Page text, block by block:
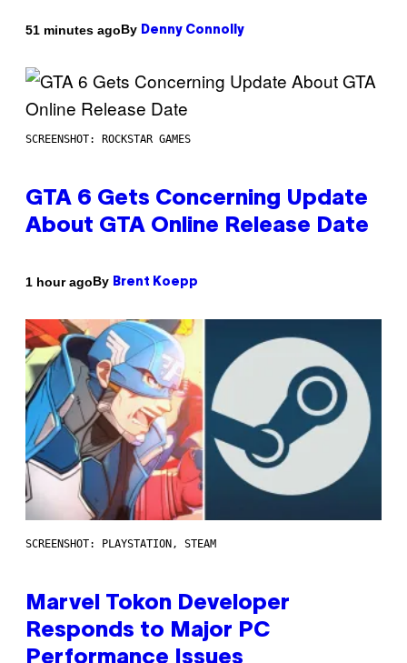
51 minutes agoBy Denny Connolly
SCREENSHOT: ROCKSTAR GAMES
GTA 6 Gets Concerning Update
About GTA Online Release Date
1 hour agoBy Brent Koepp
SCREENSHOT: PLAYSTATION, STEAM
Marvel Tokon Developer
Responds to Major PC
Performance Issues